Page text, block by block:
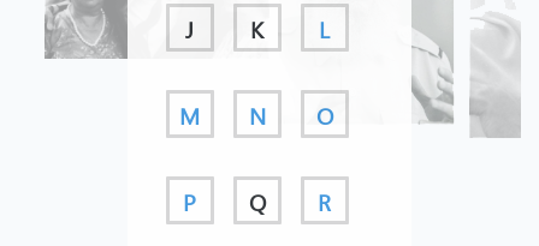
J K L
M N O
P Q R